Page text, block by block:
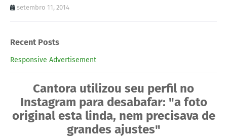
setembro 11, 2014
Recent Posts
Responsive Advertisement
Cantora utilizou seu perfil no
Instagram para desabafar: "a foto
original esta linda, nem precisava de
grandes ajustes"